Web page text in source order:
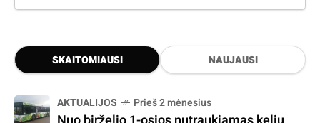
SKAITOMIAUSI NAUJAUSI
AKTUALIJOS Prieš 2 mėnesius